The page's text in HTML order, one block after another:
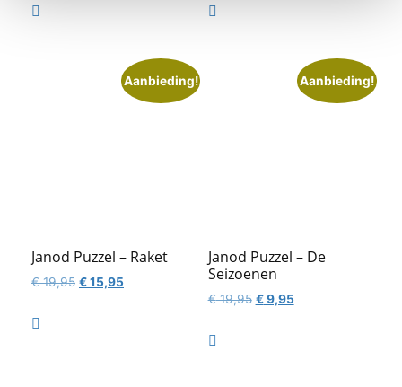
 
Aanbieding!
Janod Puzzel – Raket
€19,95 Oorspronkelijke
€15,95Huidige

Aanbieding!
Janod Puzzel – De
Seizoenen
€19,95 Oorspronkelijke
€9,95Huidige
